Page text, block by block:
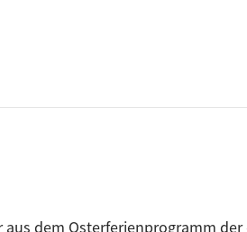
aus dem Osterferienprogramm